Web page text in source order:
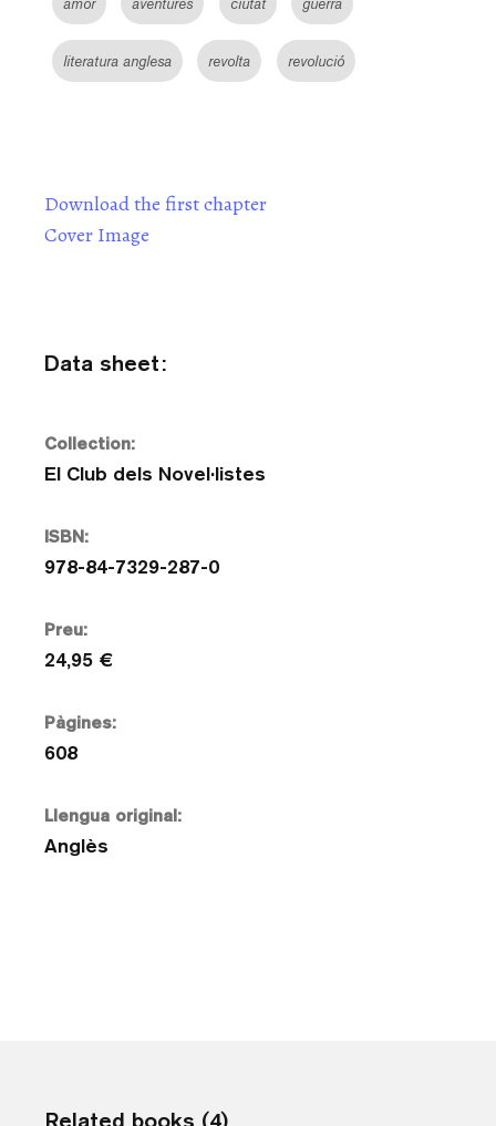
literatura anglesa revolta revolució
Download the first chapter
Cover Image
Data sheet:
Collection:
El Club dels Novel·listes
ISBN:
978-84-7329-287-0
Preu:
24,95 €
Pàgines:
608
Llengua original:
Anglès
Related books (4)